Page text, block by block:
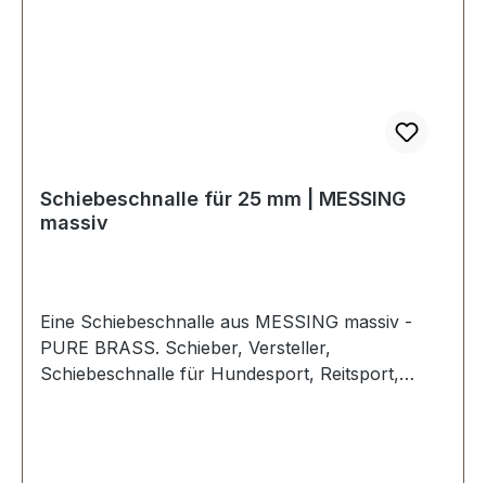
Schiebeschnalle für 25 mm | MESSING
massiv
Eine Schiebeschnalle aus MESSING massiv -
PURE BRASS. Schieber, Versteller,
Schiebeschnalle für Hundesport, Reitsport,